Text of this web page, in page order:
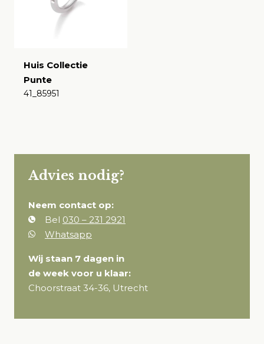
Huis Collectie
Punte
41_85951
Advies nodig?
Neem contact op:
Bel 030 – 231 2921
Whatsapp
Wij staan 7 dagen in
de week voor u klaar:
Choorstraat 34-36, Utrecht